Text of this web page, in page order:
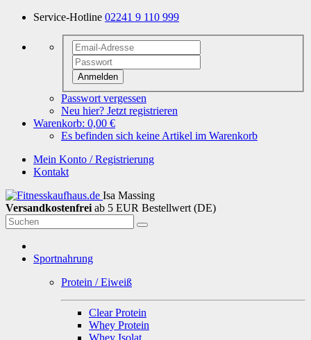
Service-Hotline 02241 9 110 999
Anmelden
Passwort vergessen
Neu hier? Jetzt registrieren
Warenkorb: 0,00 €
Es befinden sich keine Artikel im Warenkorb
Mein Konto / Registrierung
Kontakt
Isa Massing
Versandkostenfrei ab 5 EUR Bestellwert (DE)
Sportnahrung
Protein / Eiweiß
Clear Protein
Whey Protein
Whey Isolat